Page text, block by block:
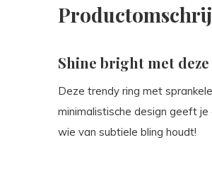
Shine bright met deze
Deze trendy ring met
minimalistische design geeft
wie van subtiele bling houdt!